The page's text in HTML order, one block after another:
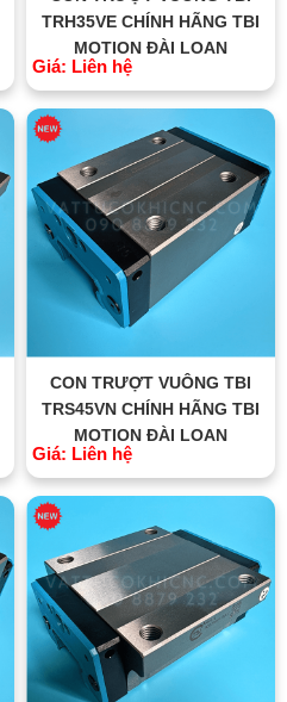
TRH35VE CHÍNH HÃNG TBI
MOTION ĐÀI LOAN
Giá: Liên hệ
CON TRƯỢT VUÔNG TBI
TRS45VN CHÍNH HÃNG TBI
MOTION ĐÀI LOAN
Giá: Liên hệ